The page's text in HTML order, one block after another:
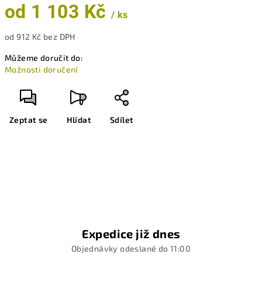
od 1 103 Kč / ks
od912 Kč bez DPH
cena:
Můžeme doručit do:
Možnosti doručení
Zeptat se Hlídat Sdílet
Expedice již dnes
Objednávky odeslané do 11:00